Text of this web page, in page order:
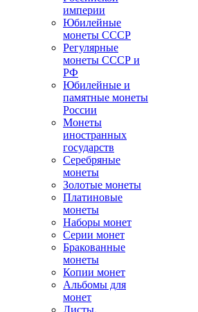
империи
Юбилейные
монеты СССР
Регулярные
монеты СССР и
РФ
Юбилейные и
памятные монеты
России
Монеты
иностранных
государств
Серебряные
монеты
Золотые монеты
Платиновые
монеты
Наборы монет
Серии монет
Бракованные
монеты
Копии монет
Альбомы для
монет
Листы,